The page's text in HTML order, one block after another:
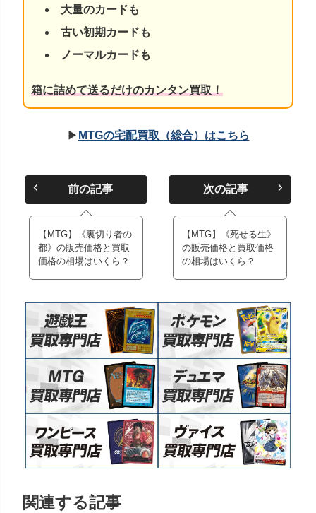
大量のカードも
古い初期カードも
ノーマルカードも
箱に詰めて送るだけのカンタン買取！
▶ MTGの宅配買取（総合）はこちら
前の記事
【MTG】《裏切り者の
都》の販売価格と買取
価格の相場はいくら？
次の記事
【MTG】《死せる生》
の販売価格と買取価格
の相場はいくら？
関連する記事